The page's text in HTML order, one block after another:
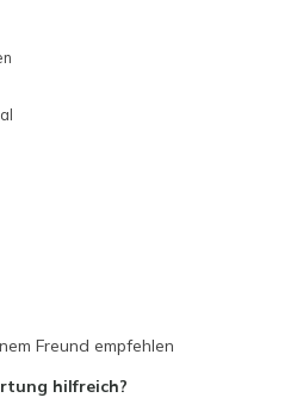
Freund empfehlen
hilfreich?